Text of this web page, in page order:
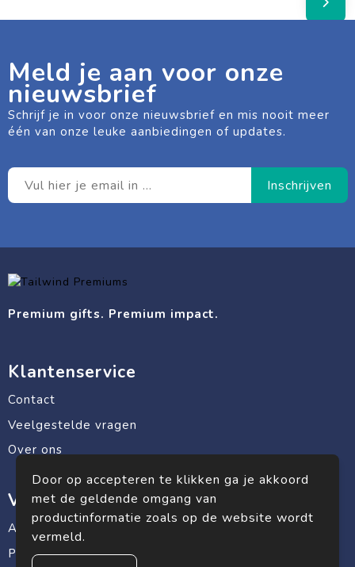
Meld je aan voor onze
nieuwsbrief
Schrijf je in voor onze nieuwsbrief en mis nooit meer
één van onze leuke aanbiedingen of updates.
Premium gifts. Premium impact.
Klantenservice
Contact
Veelgestelde vragen
Over ons
Veilig winkelen
Algemene voorwaarden
Privacyverklaring
Door op accepteren te klikken ga je akkoord
met de geldende omgang van
productinformatie zoals op de website wordt
vermeld.